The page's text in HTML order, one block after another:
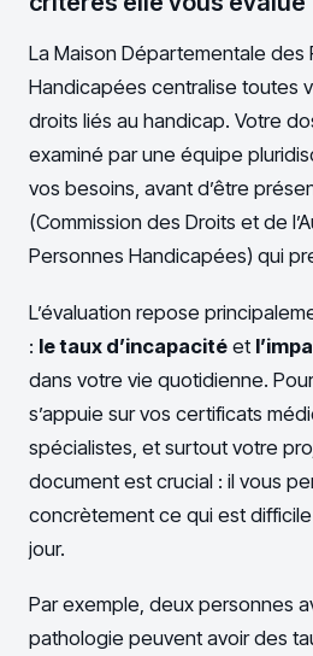
La Maison Départementale des
Handicapées centralise toutes
droits liés au handicap. Votre
examiné par une équipe
vos besoins, avant d’être
(Commission des Droits et de
Personnes Handicapées) qui
L’évaluation repose
: le taux d’incapacité et
dans votre vie quotidienne.
s’appuie sur vos certificats
spécialistes, et surtout votre
document est crucial : il vous
concrètement ce qui est
jour.
Par exemple, deux personnes
pathologie peuvent avoir des